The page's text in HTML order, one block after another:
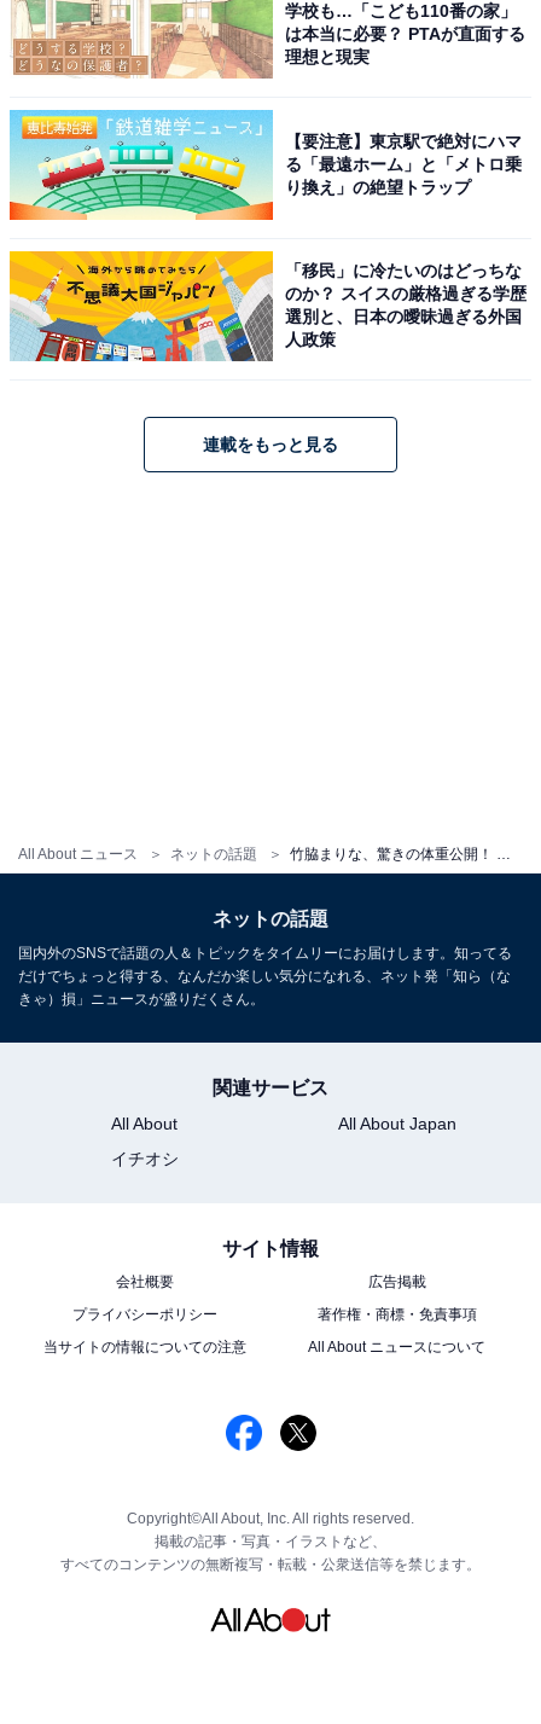
All About ニュース ネットの話題
学校も…「こども110番の家」
は本当に必要？ PTAが直面する
理想と現実
【要注意】東京駅で絶対にハマ
る「最遠ホーム」と「メトロ乗
り換え」の絶望トラップ
「移民」に冷たいのはどっちな
のか？ スイスの厳格過ぎる学歴
選別と、日本の曖昧過ぎる外国
人政策
連載をもっと見る
ネットの話題
国内外のSNSで話題の人＆トピックをタイムリーにお届けします。知ってる
だけでちょっと得する、なんだか楽しい気分になれる、ネット発「知ら（な
きゃ）損」ニュースが盛りだくさん。
関連サービス
All About
All About Japan
イチオシ
サイト情報
会社概要
広告掲載
プライバシーポリシー
著作権・商標・免責事項
当サイトの情報についての注意
All About ニュースについて
Copyright©All About, Inc. All rights reserved.
掲載の記事・写真・イラストなど、
すべてのコンテンツの無断複写・転載・公衆送信等を禁じます。